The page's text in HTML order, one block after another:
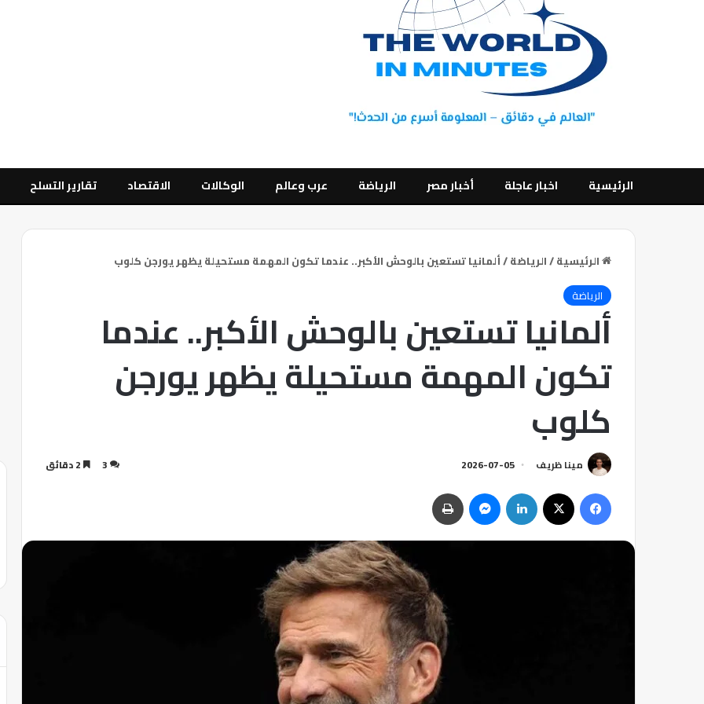
الرئيسية اخبار عاجلة أخبار مصر الرياضة عرب وعالم الوكالات الاقتصاد تقارير التسلح
الرئيسية/الرياضة/ألمانيا تستعين بالوحش الأكبر.. عندما تكون المهمة مستحيلة يظهر يورجن كلوب
الرياضة
ألمانيا تستعين بالوحش الأكبر.. عندما
تكون المهمة مستحيلة يظهر يورجن
كلوب
مينا ظريف 2026-07-05
3